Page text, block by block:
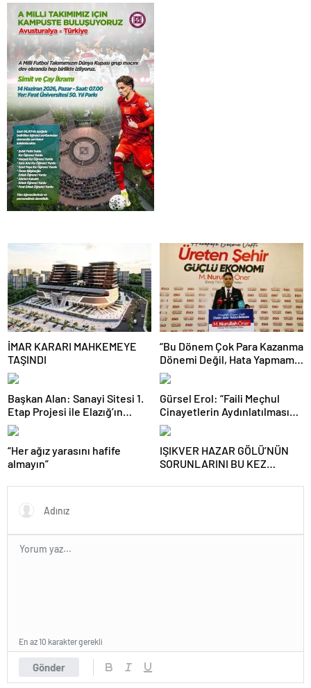
İMAR KARARI MAHKEMEYE
TAŞINDI
“Bu Dönem Çok Para Kazanma
Dönemi Değil, Hata Yapmama
Dönemidir”
Başkan Alan: Sanayi Sitesi 1.
Etap Projesi ile Elazığ’ın
Üretim Gücü Daha da Artacak”
Gürsel Erol: “Faili Meçhul
Cinayetlerin Aydınlatılması
Türkiye İçin Tarihi Bir
Sorumluluktur”
“Her ağız yarasını hafife
almayın”
IŞIKVER HAZAR GÖLÜ’NÜN
SORUNLARINI BU KEZ
BAKANLIĞI GÜNDEMİNE
Gönder
En az 10 karakter gerekli